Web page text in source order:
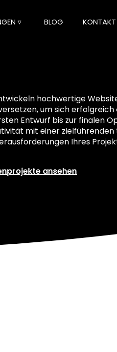
▿ BLOG KONTAKT
hochwertige
um sich erfolgreich
Entwurf bis zur finalen
mit einer
Ihres
ansehen